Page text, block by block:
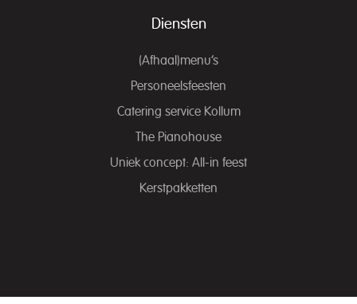
Diensten
(Afhaal)menu’s
Personeelsfeesten
Catering service Kollum
The Pianohouse
Uniek concept: All-in feest
Kerstpakketten